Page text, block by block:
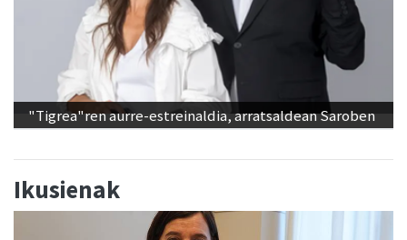
"Tigrea"ren aurre-estreinaldia, arratsaldean Saroben
Ikusienak